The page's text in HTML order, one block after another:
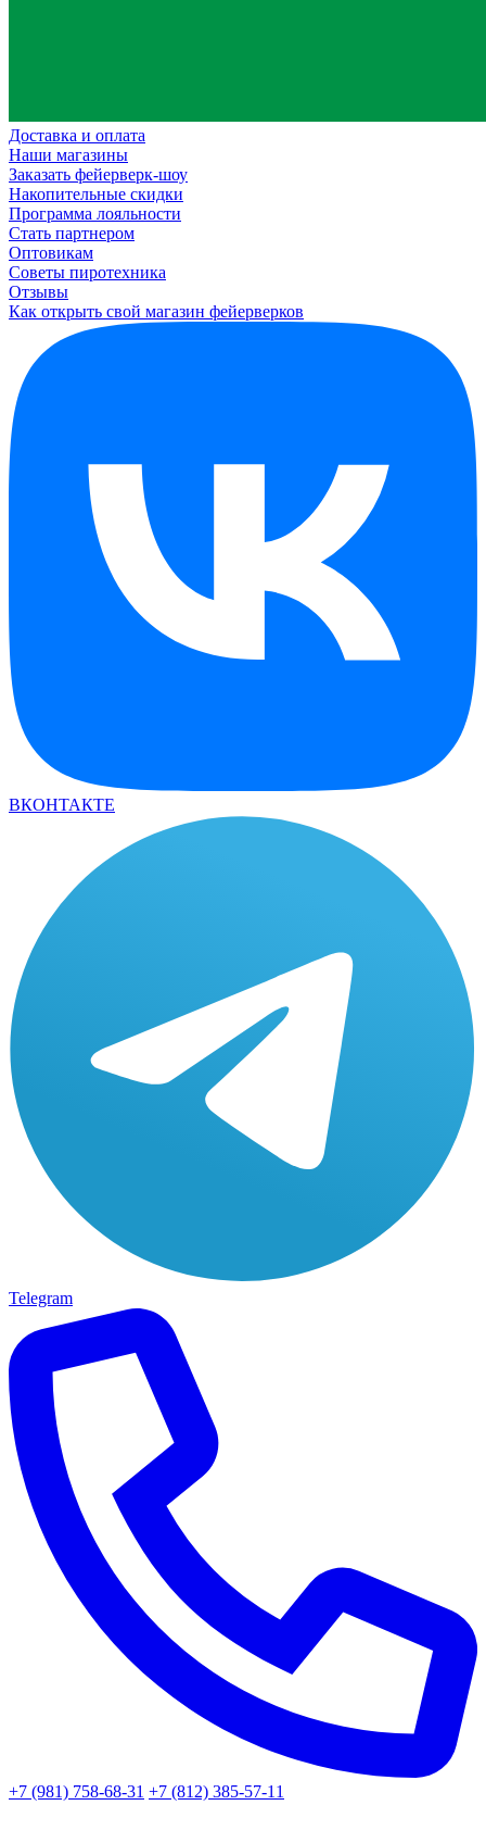
Доставка и оплата
Наши магазины
Заказать фейерверк-шоу
Накопительные скидки
Программа лояльности
Стать партнером
Оптовикам
Советы пиротехника
Отзывы
Как открыть свой магазин фейерверков
ВКОНТАКТЕ
Telegram
+7 (981) 758-68-31 +7 (812) 385-57-11